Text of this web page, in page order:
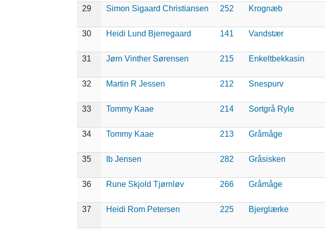
29
Simon Sigaard Christiansen 252 Krognæb
30
Heidi Lund Bjerregaard 141 Vandstær
31
Jørn Vinther Sørensen 215 Enkeltbekkasin
32
Martin R Jessen 212 Snespurv
33
Tommy Kaae 214 Sortgrå Ryle
34
Tommy Kaae 213 Gråmåge
35
Ib Jensen 282 Gråsisken
36
Rune Skjold Tjørnløv 266 Gråmåge
37
Heidi Rom Petersen 225 Bjerglærke